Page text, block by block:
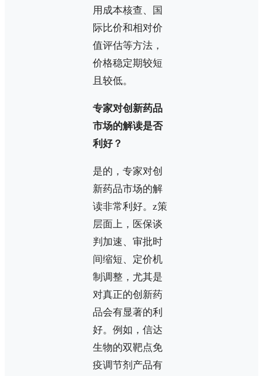
用成本核查、国
际比价和相对价
值评估等方法，
价格稳定期较短
且较低。
专家对创新药品
市场的解读是否
利好？
是的，专家对创
新药品市场的解
读非常利好。z策
层面上，医保谈
判加速、审批时
间缩短、定价机
制调整，尤其是
对真正的创新药
品会有显著的利
好。例如，信达
生物的双靶点免
疫调节剂产品有